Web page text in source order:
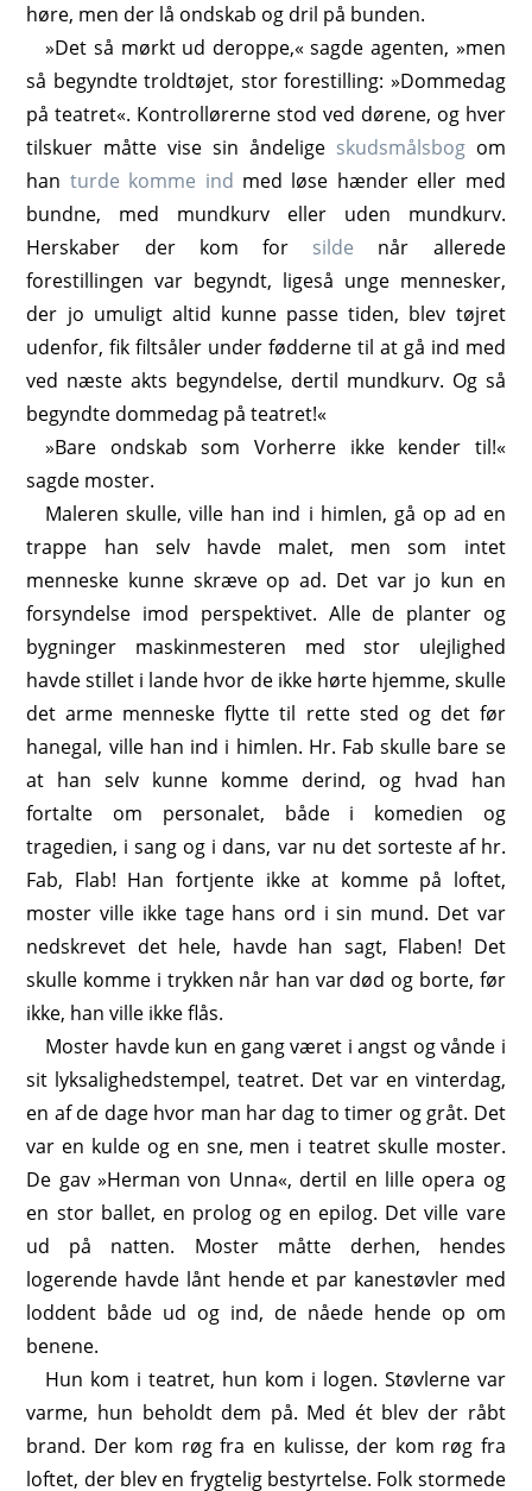
høre, men der lå ondskab og dril på bunden.
»Det så mørkt ud deroppe,« sagde agenten, »men
så begyndte troldtøjet, stor forestilling: »Dommedag
på teatret«. Kontrollørerne stod ved dørene, og hver
tilskuer måtte vise sin åndelige skudsmålsbogom
han turde komme ind med løse hænder eller med
bundne, med mundkurv eller uden mundkurv.
Herskaber der kom for silde når allerede
forestillingen var begyndt, ligeså unge mennesker,
der jo umuligt altid kunne passe tiden, blev tøjret
udenfor, fik filtsåler under fødderne til at gå ind med
ved næste akts begyndelse, dertil mundkurv. Og så
begyndte dommedag på teatret!«
»Bare ondskab som Vorherre ikke kender til!«
sagde moster.
Maleren skulle, ville han ind i himlen, gå op ad en
trappe han selv havde malet, men som intet
menneske kunne skræve op ad. Det var jo kun en
forsyndelse imod perspektivet. Alle de planter og
bygninger maskinmesteren med stor ulejlighed
havde stillet i lande hvor de ikke hørte hjemme, skulle
det arme menneske flytte til rette sted og det før
hanegal, ville han ind i himlen. Hr. Fab skulle bare se
at han selv kunne komme derind, og hvad han
fortalte om personalet, både i komedien og
tragedien, i sang og i dans, var nu det sorteste af hr.
Fab, Flab! Han fortjente ikke at komme på loftet,
moster ville ikke tage hans ord i sin mund. Det var
nedskrevet det hele, havde han sagt, Flaben! Det
skulle komme i trykken når han var død og borte, før
ikke, han ville ikke flås.
Moster havde kun en gang været i angst og vånde i
sit lyksalighedstempel, teatret. Det var en vinterdag,
en af de dage hvor man har dag to timer og gråt. Det
var en kulde og en sne, men i teatret skulle moster.
De gav »Herman von Unna«, dertil en lille opera og
en stor ballet, en prolog og en epilog. Det ville vare
ud på natten. Moster måtte derhen, hendes
logerende havde lånt hende et par kanestøvler med
loddent både ud og ind, de nåede hende op om
benene.
Hun kom i teatret, hun kom i logen. Støvlerne var
varme, hun beholdt dem på. Med ét blev der råbt
brand. Der kom røg fra en kulisse, der kom røg fra
loftet, der blev en frygtelig bestyrtelse. Folk stormede